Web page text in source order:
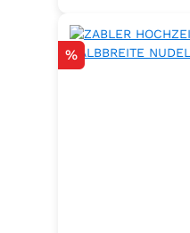
Rabatt
%